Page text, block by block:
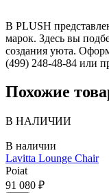
В PLUSH
марок. Здесь вы
создания уюта.
(499) 248-48-84 или
Похожие
В НАЛИЧИИ
В наличии
Lavitta Lounge Chair
Poiat
91 080 ₽